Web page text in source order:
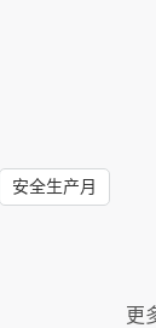
安全生产月
更